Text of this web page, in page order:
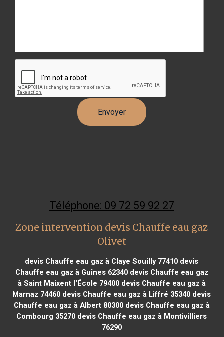
Téléphone: 09 72 59 92 27
Zone intervention devis Chauffe eau gaz
Olivet
devis Chauffe eau gaz à Claye Souilly 77410 devis
Chauffe eau gaz à Guînes 62340devis Chauffe eau gaz
à Saint Maixent l'École 79400devis Chauffe eau gaz à
Marnaz 74460 devis Chauffe eau gaz à Liffré 35340 devis
Chauffe eau gaz à Albert 80300devis Chauffe eau gaz à
Combourg 35270 devis Chauffe eau gaz à Montivilliers
76290